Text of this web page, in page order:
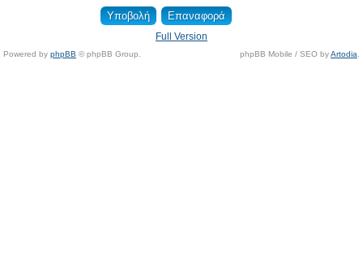
Full Version
Powered by phpBB © phpBB Group. phpBB Mobile / SEO byArtodia